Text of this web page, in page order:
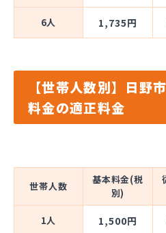
6人 1,735円
【世帯人数別】日野
料金の適正料金
世帯人数
基本料金(税
別)
1人 1,500円